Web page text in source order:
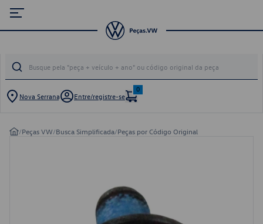
Nova Serrana Entre/registre-se
0
/Peças VW/Busca Simplificada/Peças por Código Original